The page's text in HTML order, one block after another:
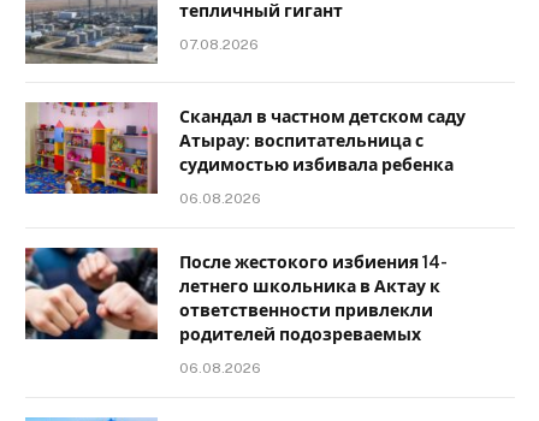
тепличный гигант
07.08.2026
Скандал в частном детском саду
Атырау: воспитательница с
судимостью избивала ребенка
06.08.2026
После жестокого избиения 14-
летнего школьника в Актау к
ответственности привлекли
родителей подозреваемых
06.08.2026